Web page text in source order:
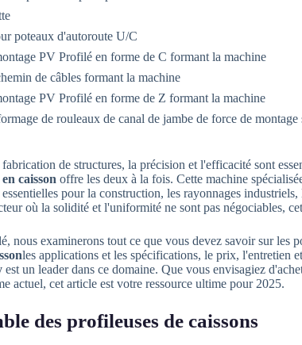
poteaux d'autoroute U/C
PV Profilé en forme de C formant la machine
de câbles formant la machine
PV Profilé en forme de Z formant la machine
de rouleaux de canal de jambe de force de montage
de structures, la précision et l'efficacité sont
caisson offre les deux à la fois. Cette machine
pour la construction, les rayonnages industriels,
où la solidité et l'uniformité ne sont pas négociables,
nous examinerons tout ce que vous devez savoir sur les
les applications et les spécifications, le prix, l'entretien
est un leader dans ce domaine. Que vous envisagiez
actuel, cet article est votre ressource ultime pour 2025.
des profileuses de caissons